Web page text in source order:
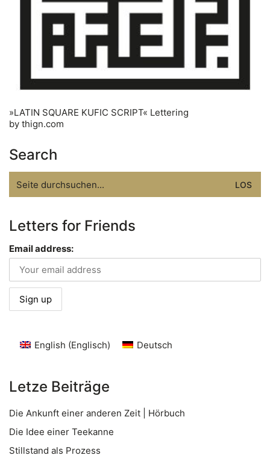
»LATIN SQUARE KUFIC SCRIPT« Lettering
by thign.com
Search
for:
Letters for Friends
Email address:
English (Englisch) Deutsch
Letze Beiträge
Die Ankunft einer anderen Zeit | Hörbuch
Die Idee einer Teekanne
Stillstand als Prozess